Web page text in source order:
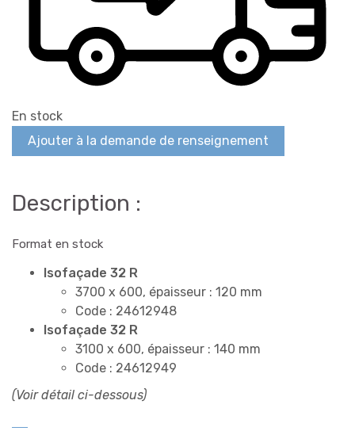
En stock
Ajouter à la demande de renseignement
Description :
Format en stock
Isofaçade 32 R
3700 x 600, épaisseur : 120 mm
Code : 24612948
Isofaçade 32 R
3100 x 600, épaisseur : 140 mm
Code : 24612949
(Voir détail ci-dessous)